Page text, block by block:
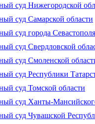
суд Нижегородской
суд Самарской области
суд города Севастополя
суд Свердловской
суд Смоленской
суд Республики
суд Томской области
суд Ханты-
суд Чувашской